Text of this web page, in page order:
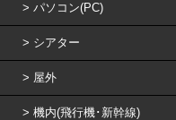
パソコン(PC)
シアター
屋外
機内(飛行機･新幹線)